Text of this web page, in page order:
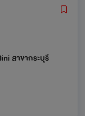
สาขากระบุรี